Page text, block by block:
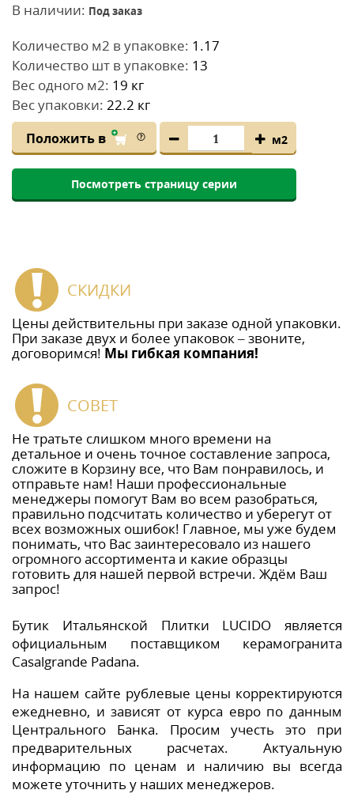
В наличии: Под заказ
Количество м2 в упаковке: 1.17
Количество шт в упаковке: 13
Вес одного м2: 19 кг
Вес упаковки: 22.2 кг
Положить в м2
Посмотреть страницу серии
СКИДКИ
Цены действительны при заказе одной упаковки.
При заказе двух и более упаковок – звоните,
договоримся! Мы гибкая компания!
СОВЕТ
Не тратьте слишком много времени на
детальное и очень точное составление запроса,
сложите в Корзину все, что Вам понравилось, и
отправьте нам! Наши профессиональные
менеджеры помогут Вам во всем разобраться,
правильно подсчитать количество и уберегут от
всех возможных ошибок! Главное, мы уже будем
понимать, что Вас заинтересовало из нашего
огромного ассортимента и какие образцы
готовить для нашей первой встречи. Ждём Ваш
запрос!
Бутик Итальянской Плитки LUCIDO является
официальным поставщиком керамогранита
Casalgrande Padana.
На нашем сайте рублевые цены корректируются
ежедневно, и зависят от курса евро по данным
Центрального Банка. Просим учесть это при
предварительных расчетах. Актуальную
информацию по ценам и наличию вы всегда
можете уточнить у наших менеджеров.